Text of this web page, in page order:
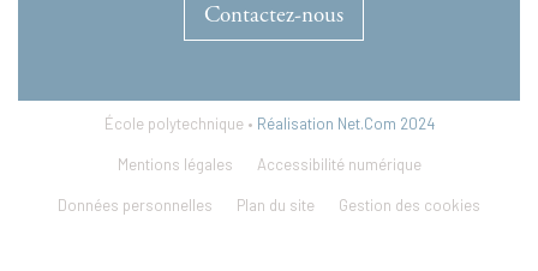
Contactez-nous
École polytechnique • Réalisation Net.Com 2024
Mentions légales Accessibilité numérique
Données personnelles Plan du site Gestion des cookies